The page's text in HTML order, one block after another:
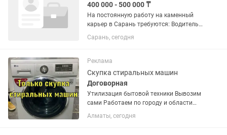
400 000 - 500 000 ₸
На постоянную работу на каменный
карьер в Сарань требуются: Водитель
самосвала . Высокая оплата, Новая
техника, Официальное
соответствии с ТК РК. Питание (обед)
и...
Сарань, сегодня
Реклама
Скупка стиральных машин
Договорная
Утилизация бытовой техники Вывозим
сами Работаем по городу и области
продам стиральную машину автомат в
хорошем состоянии Доставка
Алматы, сегодня